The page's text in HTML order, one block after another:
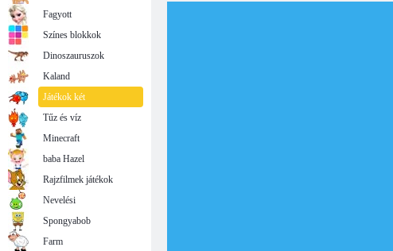
Fagyott
Színes blokkok
Dinoszauruszok
Kaland
Játékok két
Tűz és víz
Minecraft
baba Hazel
Rajzfilmek játékok
Nevelési
Spongyabob
Farm